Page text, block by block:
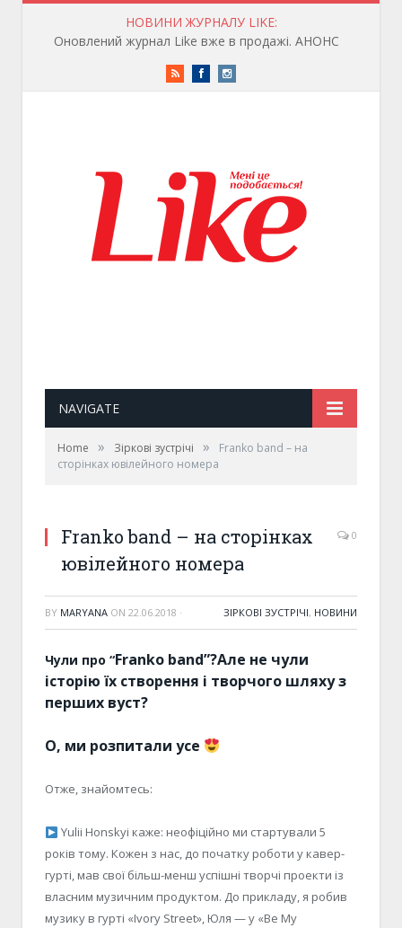
НОВИНИ ЖУРНАЛУ LIKE:
Оновлений журнал Like вже в продажі. АНОНС
RSS FacebookInstagram
NAVIGATE
Home » Зіркові зустрічі »
Franko band – на
сторінках ювілейного номера
Franko band – на сторінках
ювілейного номера
0
BY MARYANA ON 22.06.2018 · ЗІРКОВІ ЗУСТРІЧІ, НОВИНИ
Чули про “Franko band”?Але не чули
історію їх створення і творчого шляху з
перших вуст?
О, ми розпитали усе
Отже, знайомтесь:
Yulii Honskyi каже: неофіційно ми стартували 5
років тому. Кожен з нас, до початку роботи у кавер-
гурті, мав свої більш-менш успішні творчі проекти із
власним музичним продуктом. До прикладу, я робив
музику в гурті «Ivory Street», Юля — у «Be My